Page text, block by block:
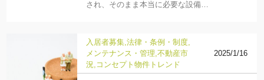
され、そのまま本当に必要な設備…
入居者募集 法律・条例・制度
メンテナンス・管理 不動産市
況 コンセプト物件 トレンド
2025/1/16